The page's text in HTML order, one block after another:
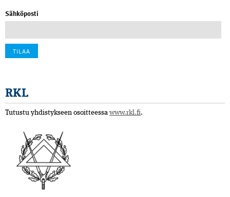
Sähköposti
RKL
Tutustu yhdistykseen osoitteessa www.rkl.fi.